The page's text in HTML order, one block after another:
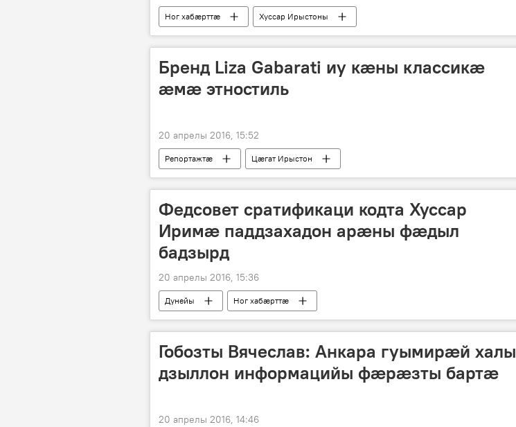
Ног хабӕрттӕ Хуссар Ирыстоны
Бренд Liza Gabarati иу кæны классикæ
æмæ этностиль
20 апрелы 2016, 15:52
Репортажтӕ Цӕгат Ирыстон
Федсовет сратификаци кодта Хуссар
Иримӕ паддзахадон арӕны фӕдыл
бадзырд
20 апрелы 2016, 15:36
Дунейы Ног хабӕрттӕ
Гобозты Вячеслав: Анкара гуымирӕй халы
дзыллон информацийы фӕрӕзты бартӕ
20 апрелы 2016, 14:46